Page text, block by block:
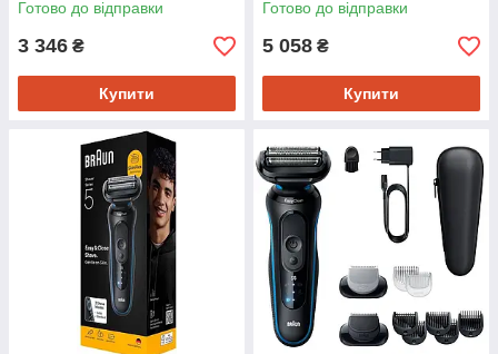
Готово до відправки
3 346 ₴
Купити
Готово до відправки
5 058 ₴
Купити